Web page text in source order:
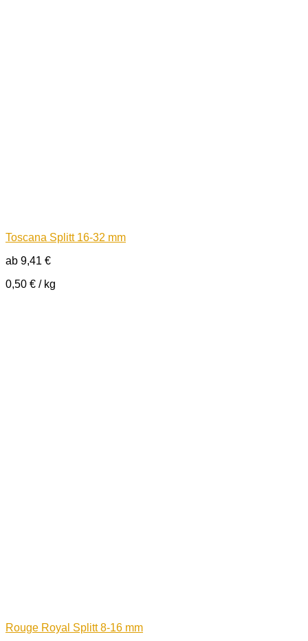
Toscana Splitt 16-32 mm
ab 9,41 €
0,50 € / kg
Rouge Royal Splitt 8-16 mm